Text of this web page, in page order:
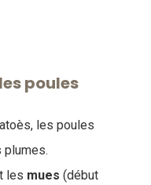
poules
les poules
plumes.
les mues (début